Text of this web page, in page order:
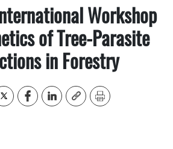
Workshop
of Tree-Parasite
in Forestry